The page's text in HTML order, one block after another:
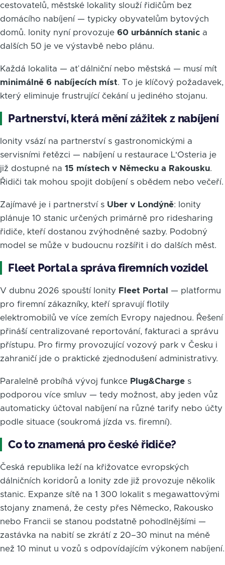
cestovatelů, městské lokality slouží řidičům bez
domácího nabíjení — typicky obyvatelům bytových
domů. Ionity nyní provozuje 60 urbánních stanic a
dalších 50 je ve výstavbě nebo plánu.
Každá lokalita — ať dálniční nebo městská — musí mít
minimálně 6 nabíjecích míst. To je klíčový požadavek,
který eliminuje frustrující čekání u jediného stojanu.
Partnerství, která mění zážitek z nabíjení
Ionity vsází na partnerství s gastronomickými a
servisními řetězci — nabíjení u restaurace L'Osteria je
již dostupné na 15 místech v Německu a Rakousku.
Řidiči tak mohou spojit dobíjení s obědem nebo večeří.
Zajímavé je i partnerství s Uber v Londýně: Ionity
plánuje 10 stanic určených primárně pro ridesharing
řidiče, kteří dostanou zvýhodněné sazby. Podobný
model se může v budoucnu rozšířit i do dalších měst.
Fleet Portal a správa firemních vozidel
V dubnu 2026 spouští Ionity Fleet Portal
— platformu
pro firemní zákazníky, kteří spravují flotily
elektromobilů ve více zemích Evropy najednou. Řešení
přináší centralizované reportování, fakturaci a správu
přístupu. Pro firmy provozující vozový park v Česku i
zahraničí jde o praktické zjednodušení administrativy.
Paralelně probíhá vývoj funkce Plug&Charge s
podporou více smluv — tedy možnost, aby jeden vůz
automaticky účtoval nabíjení na různé tarify nebo účty
podle situace (soukromá jízda vs. firemní).
Co to znamená pro české řidiče?
Česká republika leží na křižovatce evropských
dálničních koridorů a Ionity zde již provozuje několik
stanic. Expanze sítě na 1 300 lokalit s megawattovými
stojany znamená, že cesty přes Německo, Rakousko
nebo Francii se stanou podstatně pohodlnějšími —
zastávka na nabití se zkrátí z 20–30 minut na méně
než 10 minut u vozů s odpovídajícím výkonem nabíjení.